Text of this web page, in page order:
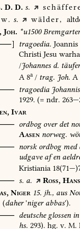
D. D. s.
s. wälder,
Joh. *u1500
tragoedia. Joannis
Christi Jesu
/Johannes d. täufer
A 8a/ trag. Joh. A
tragoedia Johannis
1929. (= ndr.
Ivar
ordbogoverdet
Aasen norweg.
norskordbogmed
udgaveafen
Kristiania
s. a. Ross,
Niger 15. jh., aus
(daher'nigerabbas').
deutscheglossenin
hs. 293). hg. v. M.